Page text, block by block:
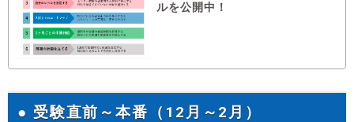
ルを公開中！
● 受験直前～本番（12月～2月）